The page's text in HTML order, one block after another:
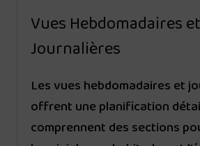
Vues Hebdomadaires et
Journalières
Les vues hebdomadaires et
offrent une planification
comprennent des sections